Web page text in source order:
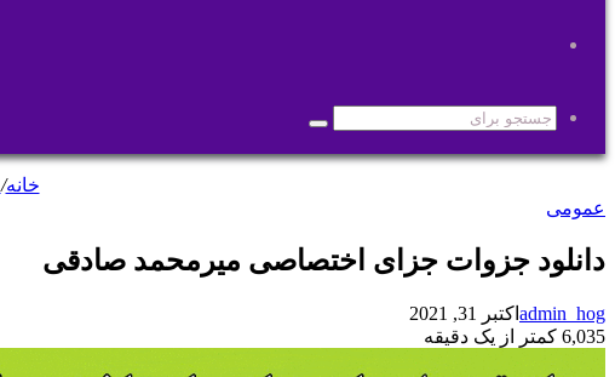
پوسته
جستجو
برای
خانه/
عمومی
دانلود جزوات جزای اختصاصی میرمحمد صادقی
admin_hog اکتبر 31, 2021
6,035 کمتر از یک دقیقه